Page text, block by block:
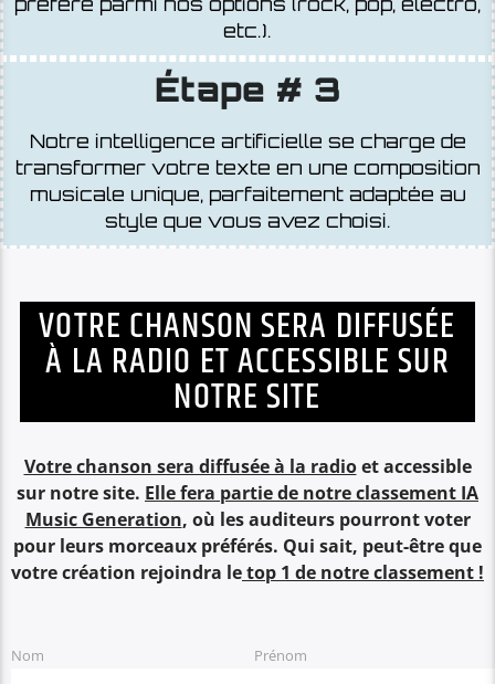
Étape # 3
Notre intelligence artificielle se charge de
transformer votre texte en une composition
musicale unique, parfaitement adaptée au
style que vous avez choisi.
VOTRE CHANSON SERA DIFFUSÉE
À LA RADIO ET ACCESSIBLE SUR
NOTRE SITE
sur notre site.Elle fera partie de notre classement IA
Music Generation, où les auditeurs pourront voter
pour leurs morceaux préférés. Qui sait, peut-être que
votre création rejoindra letop 1 de notre classement !